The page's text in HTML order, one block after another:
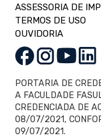
ASSESSORIA DE
TERMOS DE USO
OUVIDORIA
PORTARIA DE
A FACULDADE
CREDENCIADA DE
08/07/2021,
09/07/2021.